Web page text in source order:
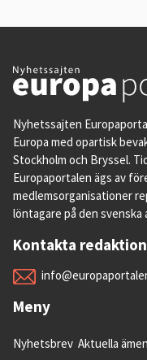
Nyhetssajten
Europa med opartisk
Stockholm och Bryssel.
Europaportalen ägs av
medlemsorganisationer
löntagare på den svenska
Kontakta
Meny
Nyhetsbrev Aktuella ämen